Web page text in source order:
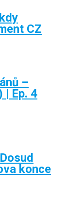
CZ
–
| Ep. 4
konce